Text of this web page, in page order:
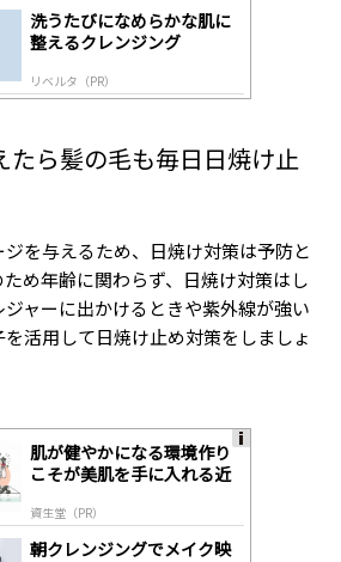
洗うたびになめらかな肌に
整えるクレンジング
リベルタ（PR）
たら髪の毛も毎日日焼け止
ジを与えるため、日焼け対策は予防と
め年齢に関わらず、日焼け対策はし
ャーに出かけるときや紫外線が強い
活用して日焼け止め対策をしましょ
肌が健やかになる環境作り
こそが美肌を手に入れる近
資生堂（PR）
朝クレンジングでメイク映